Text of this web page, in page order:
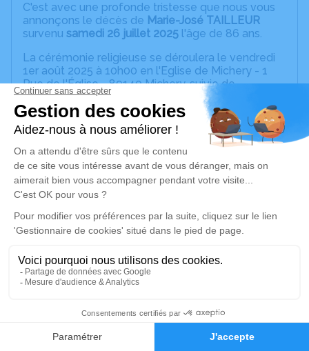
Faire-part Hommages
C'est avec une profonde tristesse que nous vous
annonçons le décès de Marie-José TAILLEUR
survenu samedi 26 juillet 2025 l'âge de 86 ans.
La cérémonie religieuse se déroulera le vendredi
1er août 2025 à 10h00 en l'Eglise de Michery - 1
Rue de l'Église - 89140 Michery, suivie de
l'inhumation au cimetière de Michery.
Pour ceux qui le souhaitent la levée du corps aura
lieu à 9h au funérarium de Pont sur Yonne, route de
Paris.
Un service de plantation d’arbre hommage est
Cérémonie religieuse
vendredi 01 août 2025 à 10h00
1 Rue de l'Église